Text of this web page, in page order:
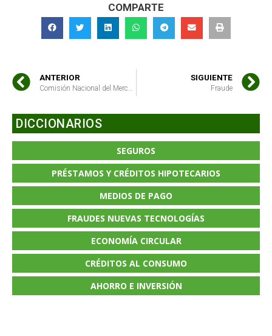
COMPARTE
ANTERIOR SIGUIENTE
Fraude
DICCIONARIOS
SEGUROS
PRÉSTAMOS Y CRÉDITOS HIPOTECARIOS
MEDIOS DE PAGO
FRAUDES NUEVAS TECNOLOGÍAS
ECONOMÍA CIRCULAR
CRÉDITOS AL CONSUMO
AHORRO E INVERSIÓN